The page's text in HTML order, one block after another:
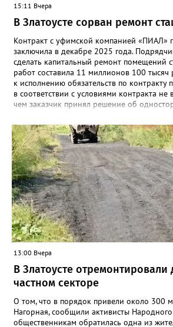
15:11 Вчера
В Златоусте сорван ремонт
Контракт с уфимской компанией «ПИАЛ»
заключила в декабре 2025 года.
сделать капитальный ремонт помещений
работ составила 11 миллионов 100 тысяч
к исполнению обязательств по контракту
в соответствии с условиями контракта не
чем заказчик принял решение об
Челябинском УФАС. Антимонопольная
решение включить ООО «ПИАЛ» в реестр
поставщиков. В чёрном списке уфимский
года.
13:00 Вчера
В Златоусте отремонтировали
частном секторе
О том, что в порядок привели около 300
Нагорная, сообщили активисты
общественникам обратилась одна из